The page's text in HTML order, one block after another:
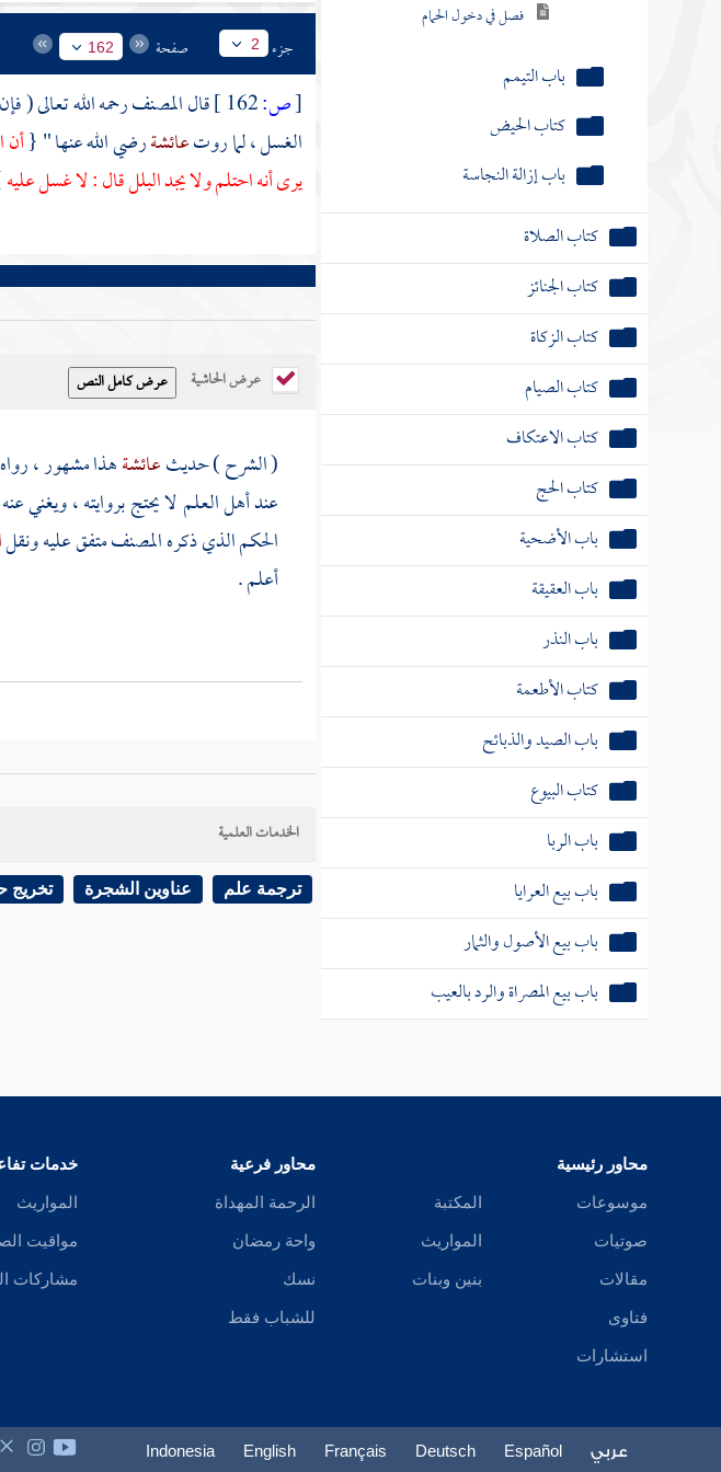
فصل في دخول الحمام
باب التيمم
كتاب الحيض
باب إزالة النجاسة
كتاب الصلاة
كتاب الجنائز
كتاب الزكاة
كتاب الصيام
كتاب الاعتكاف
كتاب الحج
باب الأضحية
باب العقيقة
باب النذر
كتاب الأطعمة
باب الصيد والذبائح
كتاب البيوع
باب الربا
باب بيع العرايا
باب بيع الأصول والثمار
باب بيع المصراة والرد بالعيب
جزء 2 صفحة 162
[ص: قالالمصنفرحمه الله تعالى ( فإن
الغسل ، لما روتعائشةرضي الله عنها " {أن
يرى أنه احتلم ولا يجد البلل قال : لا غسل عليه
عرض الحاشية
( الشرح ) حديثعائشةهذا مشهور ، رواه
عند أهل العلم لا يحتج بروايته ، ويغني
الحكم الذي ذكرهالمصنفمتفق عليه ونقل
أعلم .
الخدمات العلمية
ترجمة علم عناوين الشجرة تخريج
محاور رئيسية
موسوعات
صوتيات
مقالات
فتاوى
استشارات
المكتبة
المواريث
بنين وبنات
محاور فرعية
الرحمة المهداة
واحة رمضان
نسك
للشباب فقط
خدمات
المواريث
مواقيت
مشاركات
عربي Español
Deutsch
Français
English
Indonesia